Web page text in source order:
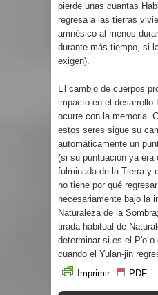
pierde unas cuantas
regresa a las tierras
amnésico al menos
durante más tiempo, si
exigen).
El cambio de cuerpos
impacto en el desarrollo
ocurre con la memoria.
estos seres sigue su
automáticamente un
(si su puntuación ya era
fulminada de la Tierra y
no tiene por qué
necesariamente bajo la
Naturaleza de la
tirada habitual de
determinar si es el P'o o
cuando el Yulan-jin
Imprimir
PDF